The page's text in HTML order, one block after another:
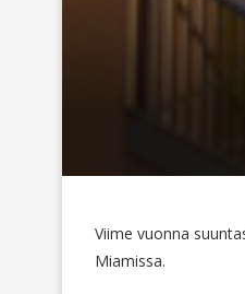
Viime vuonna
Miamissa.